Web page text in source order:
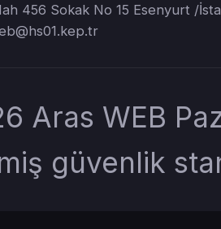
456 Sokak No 15 Esenyurt /
Aras WEB
güvenlik